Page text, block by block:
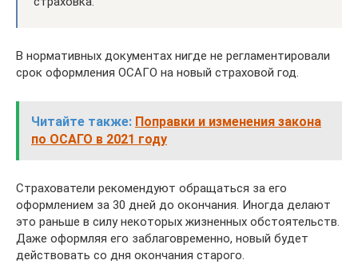
В нормативных документах нигде не регламентировали
срок оформления ОСАГО на новый страховой год.
Читайте также: Поправки и изменения закона
по ОСАГО в 2021 году
Страхователи рекомендуют обращаться за его
оформлением за 30 дней до окончания. Иногда делают
это раньше в силу некоторых жизненных обстоятельств.
Даже оформляя его заблаговременно, новый будет
действовать со дня окончания старого.